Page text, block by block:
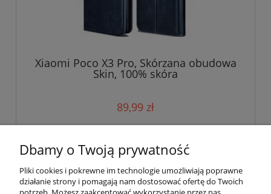
Xiaomi Poco X3 Pro, Skórzana obudowa
Skin, 100% skóra
89,99 zł
Dbamy o Twoją prywatność
Pliki cookies i pokrewne im technologie umożliwiają poprawne
działanie strony i pomagają nam dostosować ofertę do Twoich